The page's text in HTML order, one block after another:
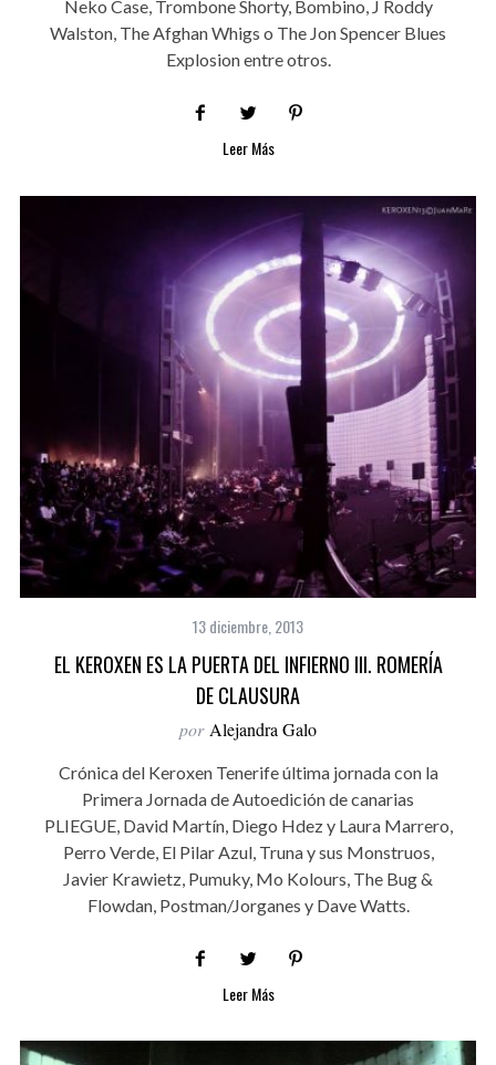
Neko Case, Trombone Shorty, Bombino, J Roddy
Walston, The Afghan Whigs o The Jon Spencer Blues
Explosion entre otros.
Leer Más
13 diciembre, 2013
EL KEROXEN ES LA PUERTA DEL INFIERNO III. ROMERÍA
DE CLAUSURA
por Alejandra Galo
Crónica del Keroxen Tenerife última jornada con la
Primera Jornada de Autoedición de canarias
PLIEGUE, David Martín, Diego Hdez y Laura Marrero,
Perro Verde, El Pilar Azul, Truna y sus Monstruos,
Javier Krawietz, Pumuky, Mo Kolours, The Bug &
Flowdan, Postman/Jorganes y Dave Watts.
Leer Más